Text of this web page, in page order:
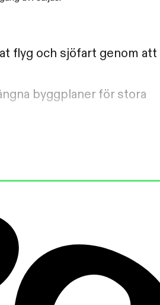
flyg och sjöfart genom att
byggplaner för stora